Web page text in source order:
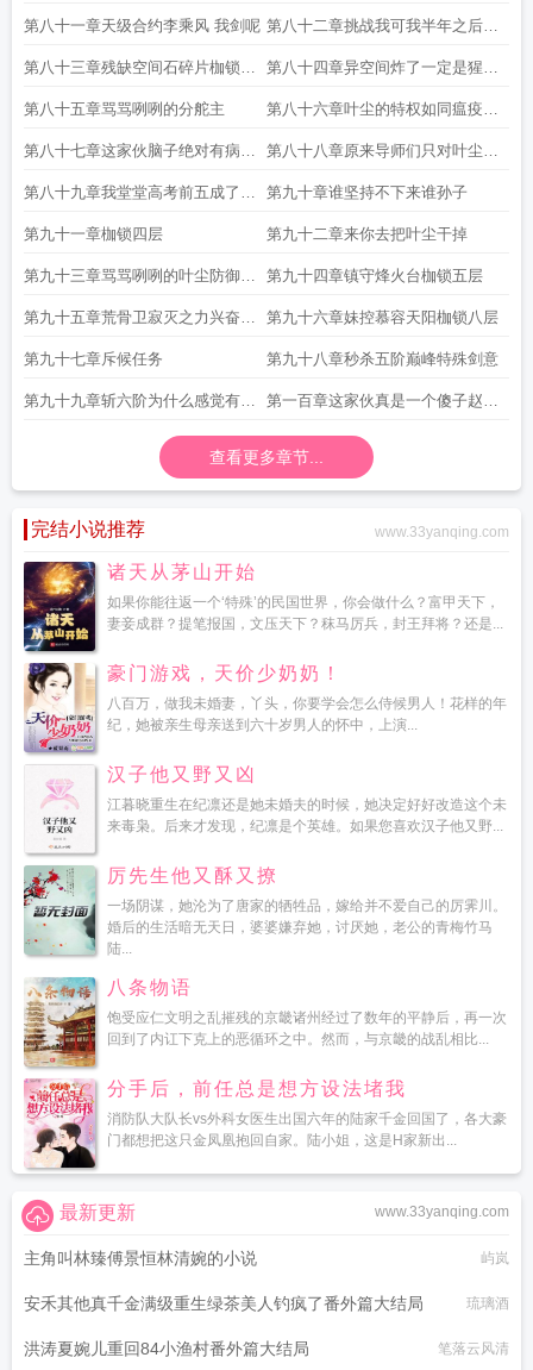
柱
第八十一章天级合约李乘风 我剑呢 第八十二章挑战我可我半年之后包
七阶的
第八十三章残缺空间石碎片枷锁三
层
第八十四章异空间炸了一定是猩红
教会干的
第八十五章骂骂咧咧的分舵主 第八十六章叶尘的特权如同瘟疫的
叶尘
第八十七章这家伙脑子绝对有病导
师登场
第八十八章原来导师们只对叶尘温
柔
第八十九章我堂堂高考前五成了歪
瓜裂枣
第九十章谁坚持不下来谁孙子
第九十一章枷锁四层 第九十二章来你去把叶尘干掉
第九十三章骂骂咧咧的叶尘防御要
塞
第九十四章镇守烽火台枷锁五层
第九十五章荒骨卫寂灭之力兴奋的
剑意
第九十六章妹控慕容天阳枷锁八层
第九十七章斥候任务 第九十八章秒杀五阶巅峰特殊剑意
第九十九章斩六阶为什么感觉有点 第一百章这家伙真是一个傻子赵甲
第
查看更多章节...
完结小说推荐 www.33yanqing.com
诸天从茅山开始
如果你能往返一个‘特殊’的民国世界，你会做什么？富甲天下，
妻妾成群？提笔报国，文压天下？秣马厉兵，封王拜将？还是...
豪门游戏，天价少奶奶！
八百万，做我未婚妻，丫头，你要学会怎么侍候男人！花样的年
纪，她被亲生母亲送到六十岁男人的怀中，上演...
汉子他又野又凶
江暮晓重生在纪凛还是她未婚夫的时候，她决定好好改造这个未
来毒枭。后来才发现，纪凛是个英雄。如果您喜欢汉子他又野...
厉先生他又酥又撩
一场阴谋，她沦为了唐家的牺牲品，嫁给并不爱自己的厉霁川。
婚后的生活暗无天日，婆婆嫌弃她，讨厌她，老公的青梅竹马
陆...
八条物语
饱受应仁文明之乱摧残的京畿诸州经过了数年的平静后，再一次
回到了内讧下克上的恶循环之中。然而，与京畿的战乱相比...
分手后，前任总是想方设法堵我
消防队大队长vs外科女医生出国六年的陆家千金回国了，各大豪
门都想把这只金凤凰抱回自家。陆小姐，这是H家新出...
www.33yanqing.com
最新更新
主角叫林臻傅景恒林清婉的小说 屿岚
安禾其他真千金满级重生绿茶美人钓疯了番外篇大结局 琉璃酒
洪涛夏婉儿重回84小渔村番外篇大结局 笔落云风清